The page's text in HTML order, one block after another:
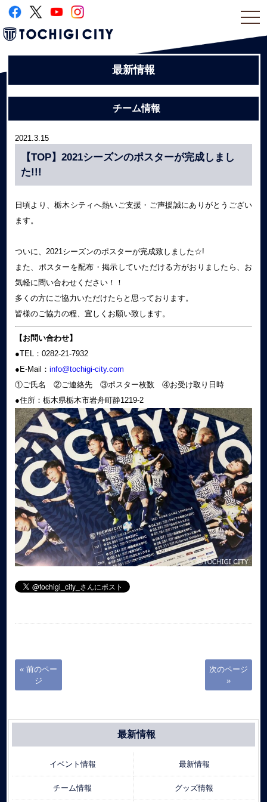
最新情報
チーム情報
2021.3.15
【TOP】2021シーズンのポスターが完成しまし
た!!!
日頃より、栃木シティへ熱いご支援・ご声援誠にありがとうござい
ます。
ついに、2021シーズンのポスターが完成致しました☆!
また、ポスターを配布・掲示していただける方がおりましたら、お
気軽に問い合わせください！！
多くの方にご協力いただけたらと思っております。
皆様のご協力の程、宜しくお願い致します。
【お問い合わせ】
●TEL：0282-21-7932
●E-Mail： info@tochigi-city.com
①ご氏名 ②ご連絡先 ③ポスター枚数 ④お受け取り日時
●住所：栃木県栃木市岩舟町静1219-2
« 前のペー
ジ
次のページ
»
最新情報
イベント情報 最新情報
チーム情報 グッズ情報